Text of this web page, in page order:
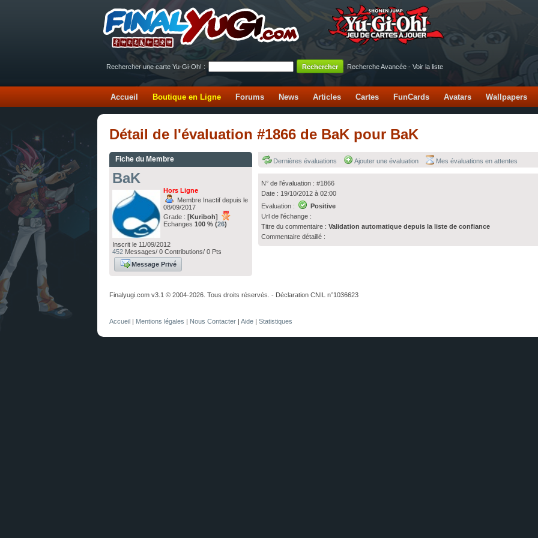
Rechercher une carte Yu-Gi-Oh! : Recherche Avancée - Voir la liste
Accueil Boutique en Ligne Forums News Articles Cartes FunCards Avatars Wallpapers
Détail de l'évaluation #1866 de BaK pour BaK
Fiche du Membre
BaK
Hors Ligne
Membre Inactif depuis le
08/09/2017
Grade : [Kuriboh]
Echanges 100 % (26)
Inscrit le 11/09/2012
452 Messages/ 0 Contributions/ 0 Pts
Message Privé
Dernières évaluations Ajouter une évaluation Mes évaluations en attentes
N° de l'évaluation : #1866
Date : 19/10/2012 à 02:00
Evaluation :
Positive
Url de l'échange :
Titre du commentaire : Validation automatique depuis la liste de confiance
Commentaire détaillé :
Finalyugi.com v3.1 © 2004-2026. Tous droits réservés. - Déclaration CNIL n°1036623
Accueil | Mentions légales | Nous Contacter | Aide | Statistiques